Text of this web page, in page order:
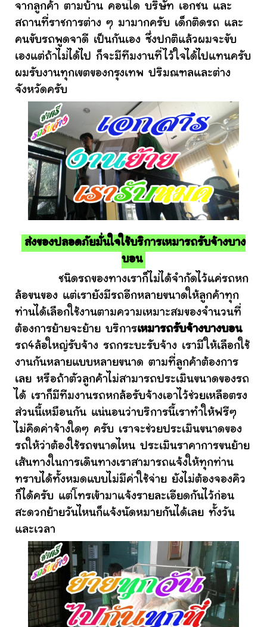
จากลูกค้า ตามบ้าน คอนโด บริษัท เอกชน และ
สถานที่ราชการต่าง ๆ มามากครับ เด็กติดรถ และ
คนขับรถพูดจาดี เป็นกันเอง ซึ่งปกติแล้วผมจะขับ
เองแต่ถ้าไม่ได้ไป ก็จะมีทีมงานที่ไว้ใจได้ไปแทนครับ
ผมรับงานทุกเขตของกรุงเทพ ปริมณฑลและต่าง
จังหวัดครับ
ส่งของปลอดภัยมั่นใจใช้บริการเหมารถรับจ้างบาง
บอน
ชนิดรถของทางเราก็ไม่ได้จำกัดไว้แค่รถหก
ล้อขนของ แต่เรายังมีรถอีกหลายขนาดให้ลูกค้าทุก
ท่านได้เลือกใช้งานตามความเหมาะสมของจำนวนที่
ต้องการย้ายจะย้าย บริการเหมารถรับจ้างบางบอน
รถ4ล้อใหญ่รับจ้าง รถกระบะรับจ้าง เรามีให้เลือกใช้
งานกันหลายแบบหลายขนาด ตามที่ลูกค้าต้องการ
เลย หรือถ้าตัวลูกค้าไม่สามารถประเมินขนาดของรถ
ได้ เราก็มีทีมงานรถหกล้อรับจ้างเอาไว้ช่วยเหลือตรง
ส่วนนี้เหมือนกัน แน่นอนว่าบริการนี้เราทำให้ฟรีๆ
ไม่คิดค่าจ้างใดๆ ครับ เราจะช่วยประเมินขนาดของ
รถให้ว่าต้องใช้รถขนาดไหน ประเมินราคาการขนย้าย
เส้นทางในการเดินทางเราสามารถแจ้งให้ทุกท่าน
ทราบได้ทั้งหมดแบบไม่มีค่าใช้จ่าย ยังไม่ต้องจองคิว
ก็ได้ครับ แต่โทรเข้ามาแจ้งรายละเอียดกันไว้ก่อน
สะดวกย้ายวันไหนก็แจ้งนัดหมายกันได้เลย ทั้งวัน
และเวลา